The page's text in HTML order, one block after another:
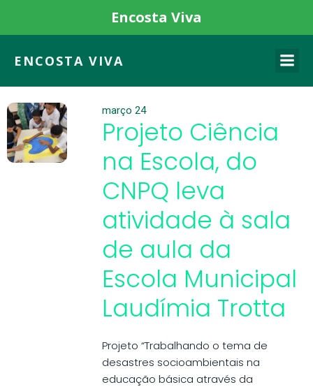
ENCOSTA VIVA
março 24
Projeto Ciência
na Escola, do
CNPQ leva
atividade à sala
de aula da
Escola Municipal
Laudímia Trotta
Projeto “Trabalhando o tema de
desastres socioambientais na
educação básica através da
Encosta Viva